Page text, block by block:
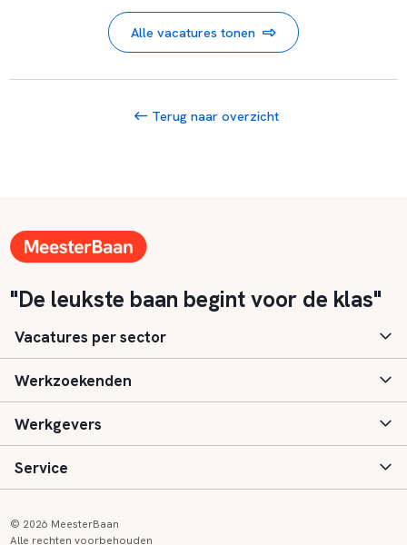
Alle vacatures tonen
Terug naar overzicht
"De leukste baan begint voor de klas"
Vacatures per sector
Basisonderwijs
Speciaal (basis) onderwijs
Voortgezet onderwijs
Werkzoekenden
Aanmelden
Vacatures
Werkgevers
Inloggen
Service
© 2026 MeesterBaan
Alle rechten voorbehouden